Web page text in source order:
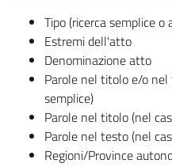
Tipo (ricerca semplice o
Estremi dell'atto
Denominazione atto
Parole nel titolo e/o
semplice)
Parole nel titolo (nel
Parole nel testo (nel
Regioni/Province